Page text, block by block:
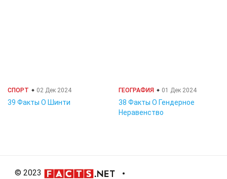
СПОРТ 02 Дек 2024
39 Факты О Шинти
ГЕОГРАФИЯ 01 Дек 2024
38 Факты О Гендерное
Неравенство
© 2023